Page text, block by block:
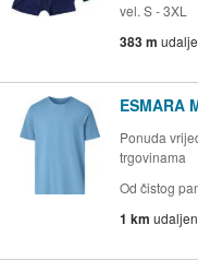
vel. S - 3XL
383 m
ESMARA
Ponuda
trgovinama
Od čistog
1 km